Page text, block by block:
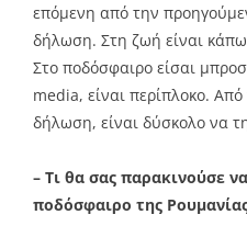
επόμενη από την
δήλωση. Στη ζωή είναι
Στο ποδόσφαιρο είσαι
media, είναι περίπλοκο.
δήλωση, είναι δύσκολο να
– Τι θα σας παρακινούσε
ποδόσφαιρο της